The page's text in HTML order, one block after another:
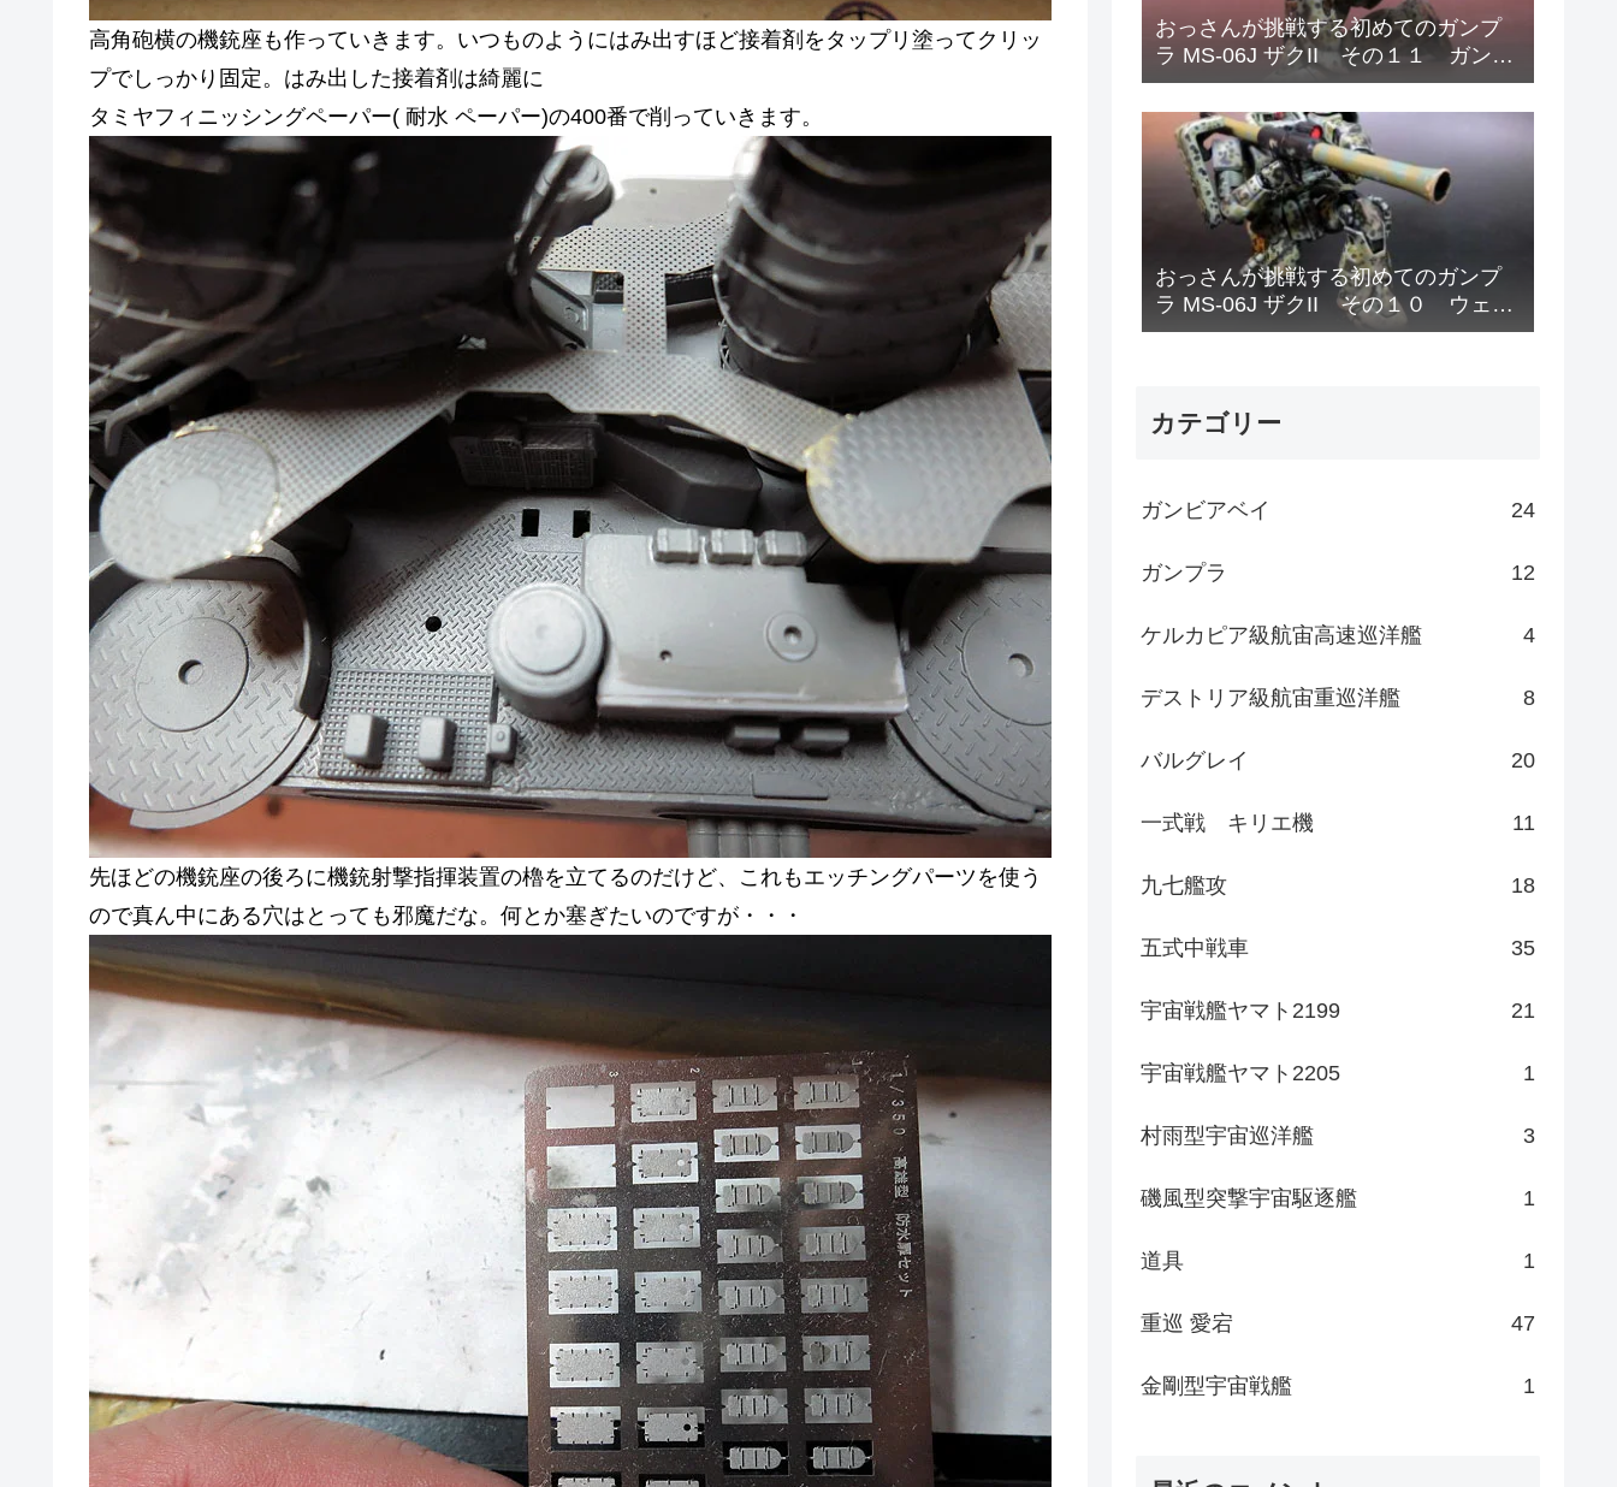
高角砲横の機銃座も作っていきます。いつものようにはみ出すほど接着剤をタップリ塗ってクリッ
プでしっかり固定。はみ出した接着剤は綺麗に
タミヤフィニッシングペーパー( 耐水 ペーパー)の400番で削っていきます。
先ほどの機銃座の後ろに機銃射撃指揮装置の櫓を立てるのだけど、これもエッチングパーツを使う
ので真ん中にある穴はとっても邪魔だな。何とか塞ぎたいのですが・・・
おっさんが挑戦する初めてのガンプ
ラ MS-06J ザクII その１１ ガンダ
ムデカールと偽装網の取り付け
おっさんが挑戦する初めてのガンプ
ラ MS-06J ザクII その１０ ウェザ
リング
カテゴリー
ガンビアベイ 24
ガンプラ 12
ケルカピア級航宙高速巡洋艦 4
デストリア級航宙重巡洋艦 8
バルグレイ 20
一式戦 キリエ機 11
九七艦攻 18
五式中戦車 35
宇宙戦艦ヤマト2199 21
宇宙戦艦ヤマト2205 1
村雨型宇宙巡洋艦 3
磯風型突撃宇宙駆逐艦 1
道具 1
重巡 愛宕 47
金剛型宇宙戦艦 1